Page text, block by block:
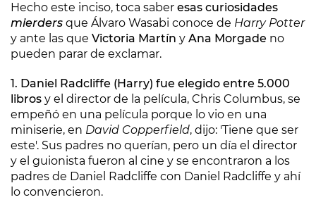
Hecho este inciso, toca saber esas curiosidades
mierders que Álvaro Wasabi conoce de Harry Potter
y ante las que Victoria Martín y Ana Morgade no
pueden parar de exclamar.
1. Daniel Radcliffe (Harry) fue elegido entre 5.000
libros y el director de la película, Chris Columbus, se
empeñó en una película porque lo vio en una
miniserie, en David Copperfield, dijo: 'Tiene que ser
este'. Sus padres no querían, pero un día el director
y el guionista fueron al cine y se encontraron a los
padres de Daniel Radcliffe con Daniel Radcliffe y ahí
lo convencieron.